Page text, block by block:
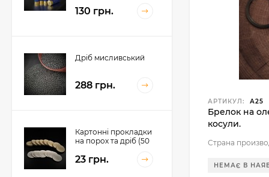
АРТИКУЛ: А25
Брелок на
косули.
Страна
НЕМАЄ В
130 грн.
Дріб мисливський
288 грн.
Картонні прокладки
на порох та дріб (50
на дріб)
23 грн.